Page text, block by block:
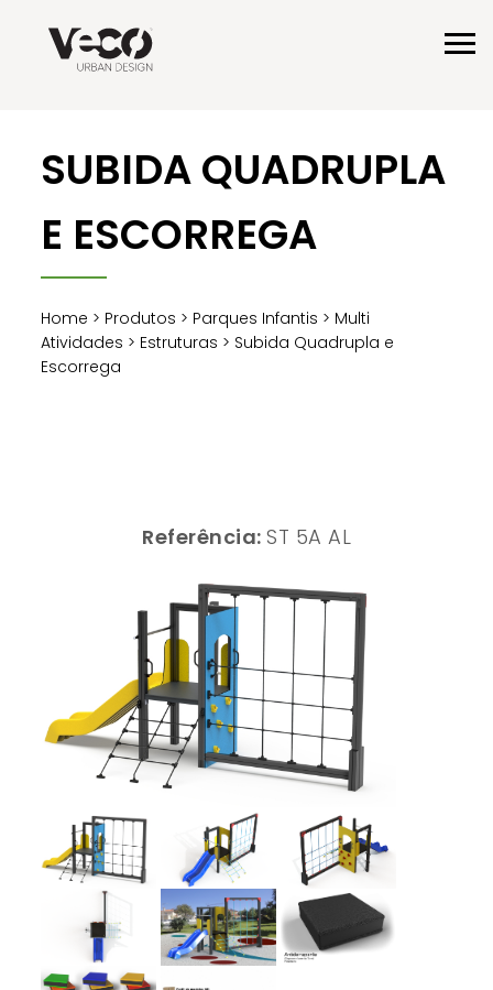
SUBIDA QUADRUPLA
E ESCORREGA
Home > Produtos > Parques Infantis > Multi
Atividades > Estruturas > Subida Quadrupla e
Escorrega
Referência: ST 5A AL